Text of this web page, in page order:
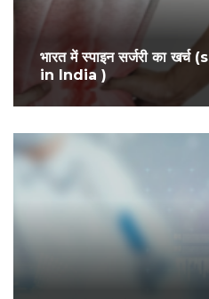
भारत में स्पाइन सर्जरी का
in India )